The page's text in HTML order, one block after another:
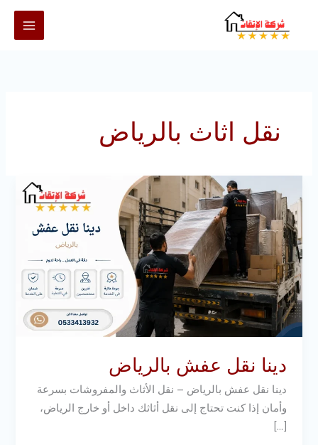
نقل اثاث بالرياض
دينا نقل عفش بالرياض
دينا نقل عفش بالرياض – نقل الأثاث والمفروشات بسرعة
وأمان إذا كنت تحتاج إلى نقل أثاثك داخل أو خارج الرياض،
[…]
نقل
عفش
بالرياض